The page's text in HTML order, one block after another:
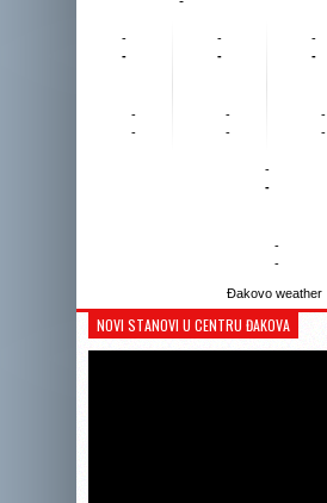
-
-
-
-
-
-
-
-
-
-
-
-
-
-
-
-
Đakovo weather
NOVI STANOVI U CENTRU ĐAKOVA